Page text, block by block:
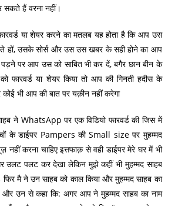
सकते हैं वरना नहीं।
या शेयर करने का मतलब यह होता है कि आप उस
हों, उसके सोर्स और उस उस खबर के सही होने का आप
पर आप उस को साबित भी कर दें, बगैर छान बीन के
फारवर्ड या शेयर किया तो आप की गिनती हदीस के
कोई भी आप की बात पर यक़ीन नहीं करेगा
ने WhatsApp पर एक विडियो फारवर्ड की जिस में
के डाईपर Pampers की Small size पर मुहम्मद
नहीं करना चाहिए इत्तफाक़ से वही डाईपर मेरे घर में भी
उलट पलट कर देखा लेकिन मुझे कहीं भी मुहम्मद साहब
मै ने उन साहब को काल किया और मुहम्मद साहब का
और उन से कहा कि: अगर आप ने मुहम्मद साहब का नाम